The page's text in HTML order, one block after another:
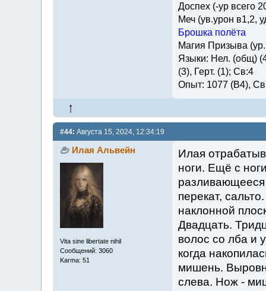
Доспех (-ур всего
Меч (ув.урон в1,2,
Брошка полёта
Магия Призыва
Языки: Нел. (общ)
(3), Герт. (1); Св:4
Опыт: 1077 (В4),
#44: Августа 15, 2024, 12:34:19
Илая Альвейн
Vita sine libertate nihil
Сообщений: 3060
Karma: 51
Илая
ноги. Ещё с
перекат,
наклонной
Двадцать.
волос со лба и
когда
мишень.
слева. Нож -